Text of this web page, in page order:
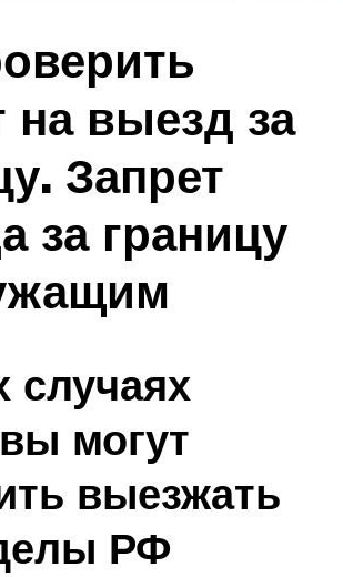
на выезд за
Запрет
за границу
случаях
могут
выезжать
РФ